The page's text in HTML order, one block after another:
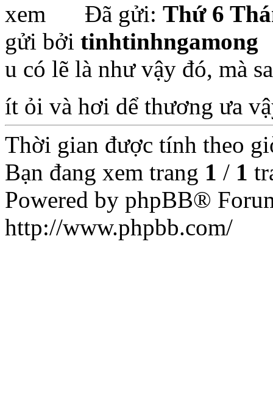
Đã gửi: Thứ 6
gửi bởi tinhtinhngamong
u có lẽ là như vậy đó, mà
ít ỏi và hơi dể thương ưa
Thời gian được tính theo
Bạn đang xem trang 1 / 1
Powered by phpBB®
http://www.phpbb.com/